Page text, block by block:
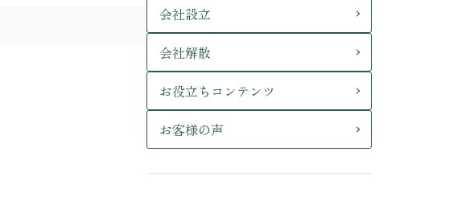
会社設立
会社解散
お役立ちコンテンツ
お客様の声